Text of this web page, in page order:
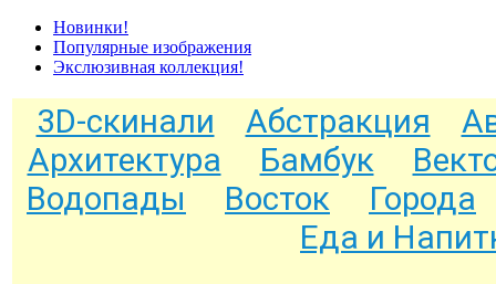
Новинки!
Популярные изображения
Экслюзивная коллекция!
3D-скинали Абстракция
Архитектура
Бамбук
Водопады
Восток
Города
Еда и